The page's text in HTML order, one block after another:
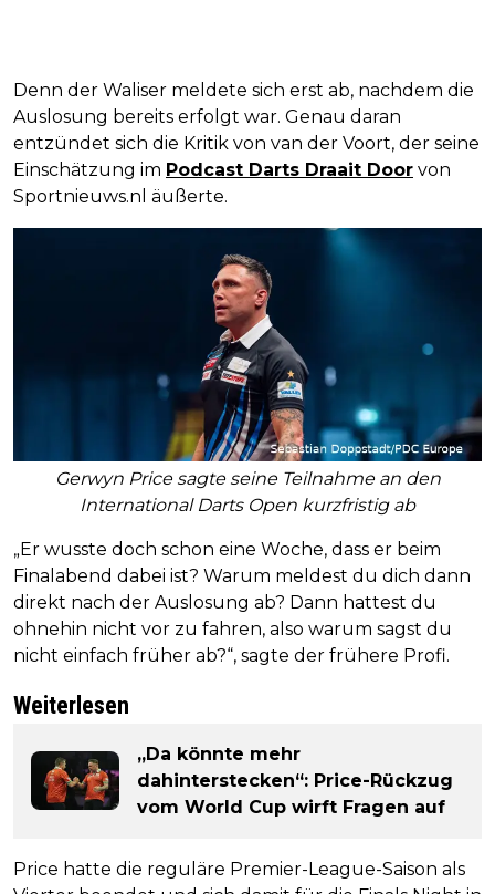
Denn der Waliser meldete sich erst ab, nachdem die
Auslosung bereits erfolgt war. Genau daran
entzündet sich die Kritik von van der Voort, der seine
Einschätzung im Podcast Darts Draait Door von
Sportnieuws.nl äußerte.
Gerwyn Price sagte seine Teilnahme an den
International Darts Open kurzfristig ab
„Er wusste doch schon eine Woche, dass er beim
Finalabend dabei ist? Warum meldest du dich dann
direkt nach der Auslosung ab? Dann hattest du
ohnehin nicht vor zu fahren, also warum sagst du
nicht einfach früher ab?“, sagte der frühere Profi.
Weiterlesen
„Da könnte mehr
dahinterstecken“: Price-Rückzug
vom World Cup wirft Fragen auf
Price hatte die reguläre Premier-League-Saison als